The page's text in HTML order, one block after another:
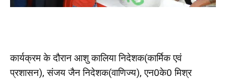
कार्यक्रम के दौरान आशु कालिया निदेशक(कार्मिक एवं
प्रशासन), संजय जैन निदेशक(वाणिज्य), एन0के0 मिश्र